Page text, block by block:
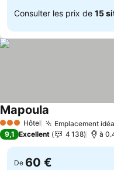
Consulter les prix de 15
3 ÉtoilesHôtel Emplacement
Mapoula
9,1 Excellent 4 138 à
De 60 €